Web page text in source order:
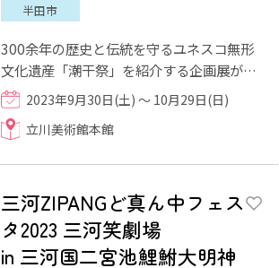
半田市
300余年の歴史と伝統を守るユネスコ無形
文化遺産「潮干祭」を紹介する企画展が開
催されます。 山車を彩る至宝を創出した作
者と珠玉の作品を公開し...
2023年9月30日(土) ～ 10月29日(日)
立川美術館本館
三河ZIPANGど真ん中フェス
タ2023 三河笑劇場
in 三河国二宮池鯉鮒大明神